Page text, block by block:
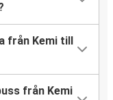
från Kemi till
från Kemi